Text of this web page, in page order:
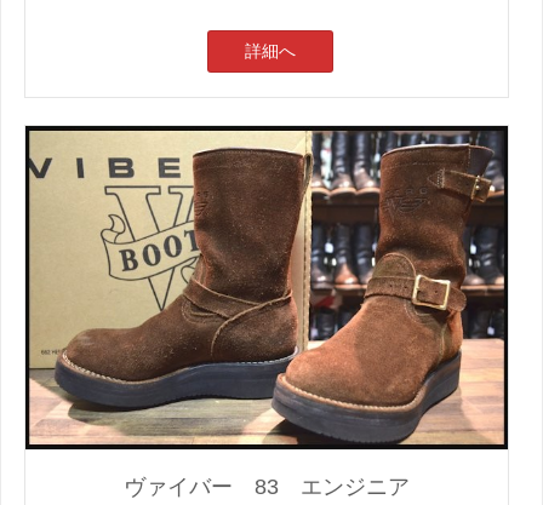
詳細へ
ヴァイバー 83 エンジニア